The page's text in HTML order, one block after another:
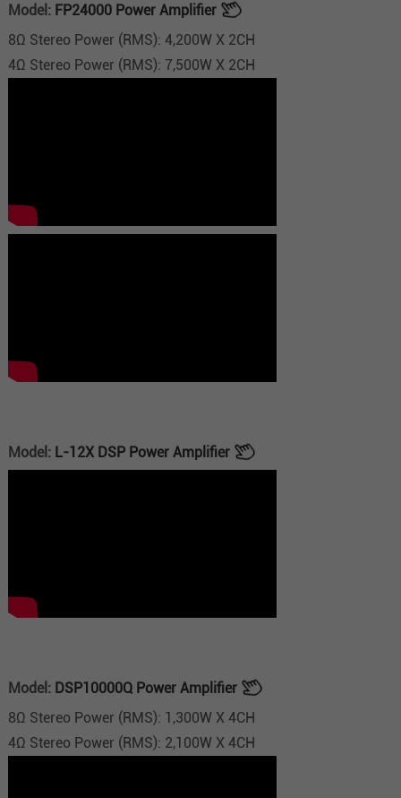
Model: FP24000 Power Amplifier
8Ω Stereo Power (RMS): 4,200W X 2CH
4Ω Stereo Power (RMS): 7,500W X 2CH
Model: L-12X DSP Power Amplifier
Model: DSP10000Q Power Amplifier
8Ω Stereo Power (RMS): 1,300W X 4CH
4Ω Stereo Power (RMS): 2,100W X 4CH